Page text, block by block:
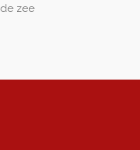
de zee